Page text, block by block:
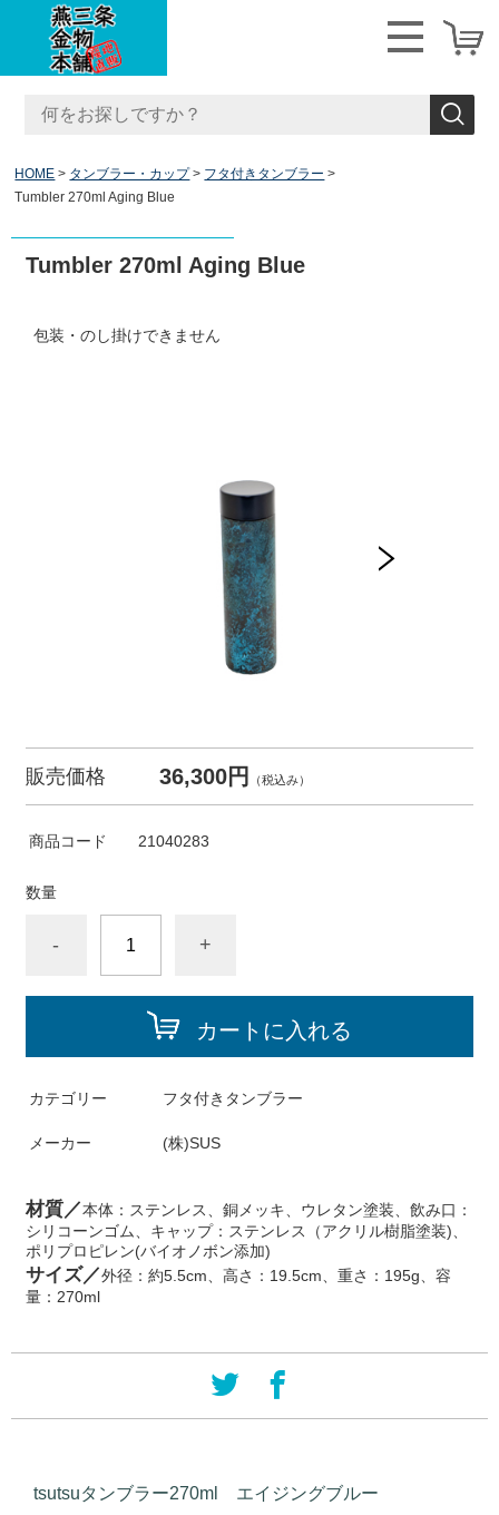
HOME タンブラー・カップ
フタ付きタンブラー
Tumbler 270ml Aging Blue
Tumbler 270ml Aging Blue
包装・のし掛けできません
販売価格 36,300円 （税込み）
商品コード 21040283
数量
- +
カートに入れる
カテゴリー フタ付きタンブラー
メーカー (株)SUS
材質／本体：ステンレス、銅メッキ、ウレタン塗装、飲み口：
シリコーンゴム、キャップ：ステンレス（アクリル樹脂塗装)、
ポリプロピレン(バイオノボン添加)
サイズ／外径：約5.5cm、高さ：19.5cm、重さ：195g、容
量：270ml
tsutsuタンブラー270ml エイジングブルー